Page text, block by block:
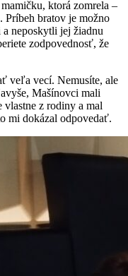
ktorá zomrela –
Príbeh bratov je možno
neposkytli jej žiadnu
zodpovednosť, že
veľa vecí. Nemusíte, ale
Mašínovci mali
z rodiny a mal
mi dokázal odpovedať.